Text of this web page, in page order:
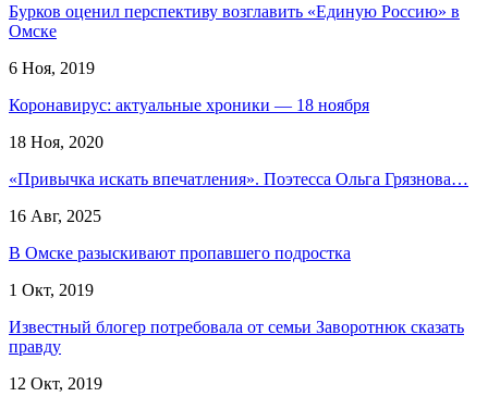
Бурков оценил перспективу возглавить «Единую Россию» в
Омске
6 Ноя, 2019
Коронавирус: актуальные хроники — 18 ноября
18 Ноя, 2020
«Привычка искать впечатления». Поэтесса Ольга Грязнова…
16 Авг, 2025
В Омске разыскивают пропавшего подростка
1 Окт, 2019
Известный блогер потребовала от семьи Заворотнюк сказать
правду
12 Окт, 2019